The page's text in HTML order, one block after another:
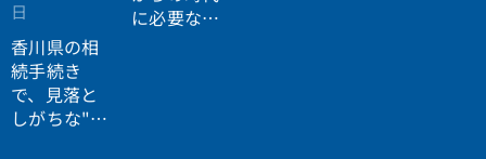
日
香川県の相
続手続き
で、見落と
しがちな"落
に必要なの